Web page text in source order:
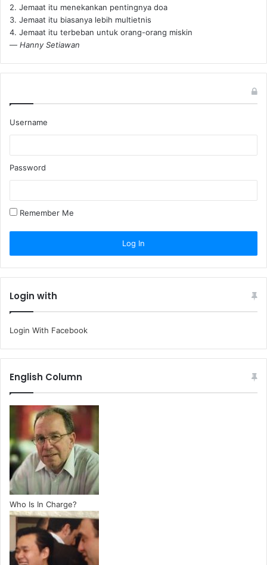
2. Jemaat itu menekankan pentingnya doa
3. Jemaat itu biasanya lebih multietnis
4. Jemaat itu terbeban untuk orang-orang miskin
— Hanny Setiawan
Username
Password
Remember Me
Login with
Login With Facebook
English Column
Who Is In Charge?